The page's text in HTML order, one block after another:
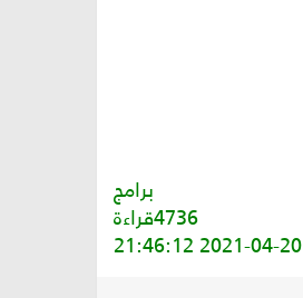
برامج
4736قراءة
2021-04-20 21:46:12